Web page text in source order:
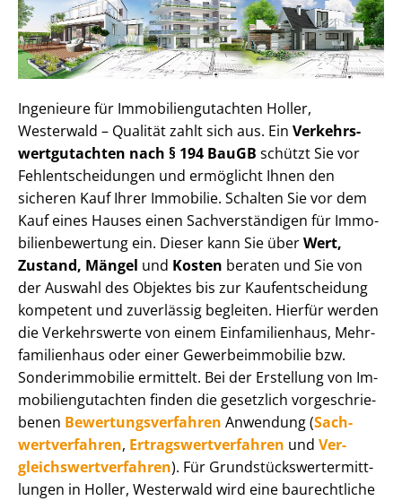
Ingenieure für Im­mo­bi­li­en­gut­ach­ten Holler,
Westerwald – Qualität zahlt sich aus. Ein Ver­kehrs­
wert­gut­ach­ten nach § 194 BauGB schützt Sie vor
Fehl­ent­schei­dun­gen und ermöglicht Ihnen den
sicheren Kauf Ihrer Immobilie. Schalten Sie vor dem
Kauf eines Hauses einen Sach­ver­stän­di­gen für Im­mo­
bi­li­en­be­wer­tung ein. Dieser kann Sie überWert,
Zustand, Mängel und Kosten beraten und Sie von
der Auswahl des Objektes bis zur Kauf­ent­schei­dung
kompetent und zuverlässig begleiten. Hierfür werden
die Verkehrswerte von einem Einfamilienhaus, Mehr­
fa­mi­li­en­haus oder einer Ge­wer­be­im­mo­bi­lie bzw.
Sonderimmobilie ermittelt. Bei der Erstellung von Im­
mo­bi­li­en­gut­ach­ten finden die gesetzlich vor­ge­schrie­
be­nen Be­wer­tungs­ver­fah­ren Anwendung (Sach­
wert­ver­fah­ren, Er­trags­wert­ver­fah­ren und Ver­
gleichs­wert­ver­fah­ren). Für Grund­stücks­wert­ermitt­
lun­gen in Holler, Westerwald wird eine baurechtliche